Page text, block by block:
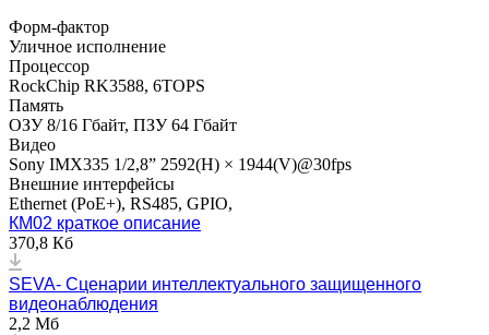
Форм-фактор
Уличное исполнение
Процессор
RockChip RK3588, 6TOPS
Память
ОЗУ 8/16 Гбайт, ПЗУ 64 Гбайт
Видео
Sony IMX335 1/2,8” 2592(H) × 1944(V)@30fps
Внешние интерфейсы
Ethernet (PoE+), RS485, GPIO,
КМ02 краткое описание
370,8 Кб
SEVA- Cценарии интеллектуального защищенного
видеонаблюдения
2,2 Мб